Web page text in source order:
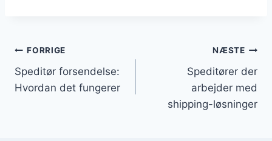
Indlægsnavigation
FORRIGE
Speditør forsendelse:
Hvordan det fungerer
NÆSTE
Speditører der
arbejder med
shipping-løsninger